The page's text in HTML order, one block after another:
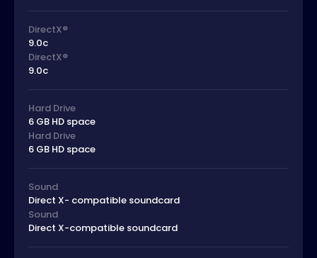
DirectX®
9.0c
DirectX®
9.0c
Hard Drive
6 GB HD space
Hard Drive
6 GB HD space
Sound
Direct X- compatible soundcard
Sound
Direct X-compatible soundcard